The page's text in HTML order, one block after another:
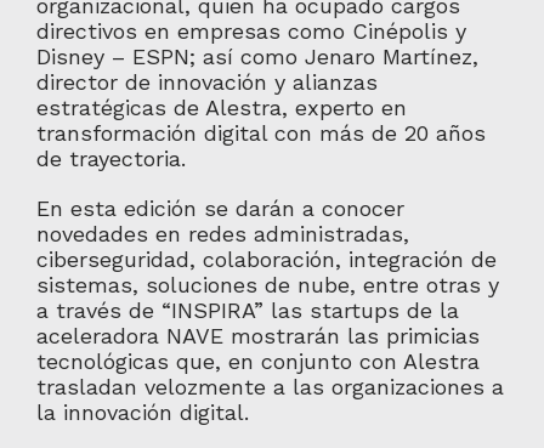
organizacional, quien ha ocupado cargos
directivos en empresas como Cinépolis y
Disney – ESPN; así como Jenaro Martínez,
director de innovación y alianzas
estratégicas de Alestra, experto en
transformación digital con más de 20 años
de trayectoria.
En esta edición se darán a conocer
novedades en redes administradas,
ciberseguridad, colaboración, integración de
sistemas, soluciones de nube, entre otras y
a través de “INSPIRA” las startups de la
aceleradora NAVE mostrarán las primicias
tecnológicas que, en conjunto con Alestra
trasladan velozmente a las organizaciones a
la innovación digital.